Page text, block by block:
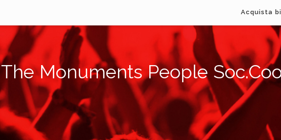
Acquista
The Monuments People